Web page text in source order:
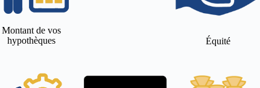
Montant de vos
hypothèques
Équité